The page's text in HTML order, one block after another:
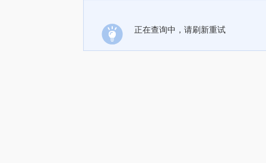
正在查询中，请刷新重试